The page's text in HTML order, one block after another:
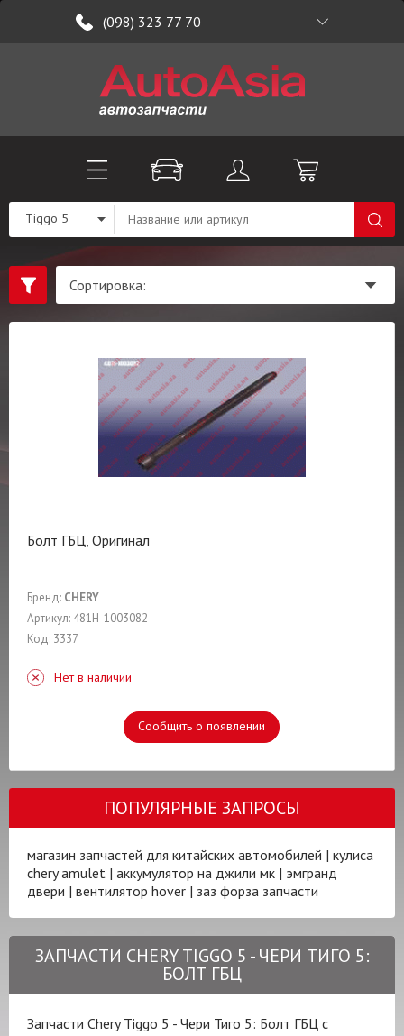
(098) 323 77 70
Tiggo 5
Болт ГБЦ, Оригинал
Бренд: CHERY
Артикул: 481H-1003082
Код: 3337
Нет в наличии
Сообщить о появлении
ПОПУЛЯРНЫЕ ЗАПРОСЫ
магазин запчастей для китайских автомобилей | кулиса
chery amulet | аккумулятор на джили мк | эмгранд
двери | вентилятор hover | заз форза запчасти
ЗАПЧАСТИ CHERY TIGGO 5 - ЧЕРИ ТИГО 5:
БОЛТ ГБЦ
Запчасти Chery Tiggo 5 - Чери Тиго 5: Болт ГБЦ с